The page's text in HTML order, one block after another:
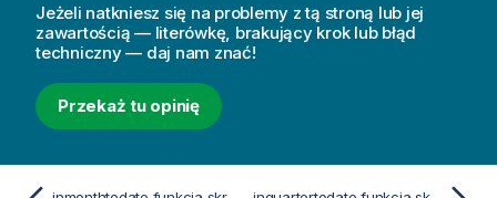
Jeżeli natkniesz się na problemy z tą stroną lub jej
zawartością — literówkę, brakujący krok lub błąd
techniczny — daj nam znać!
Przekaż tu opinię